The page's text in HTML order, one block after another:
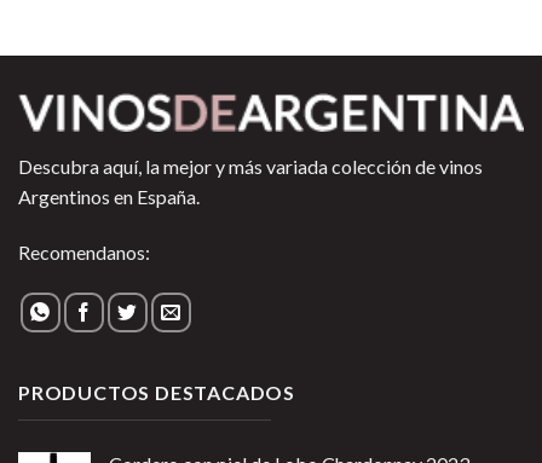
Descubra aquí, la mejor y más variada colección de vinos
Argentinos en España.
Recomendanos:
PRODUCTOS DESTACADOS